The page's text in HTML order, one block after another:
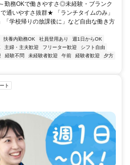
勤務OKで働きやすさ◎未経験・ブランク
通いやすさ抜群★ 「ランチタイムのみ」
「学校帰りの放課後に」など自由な働き方
扶養内勤務OK 社員登用あり
週1日からOK
主婦・主夫歓迎 フリーター歓迎
シフト自由
経験不問 未経験者歓迎 午前 経験者歓迎
夕方
ト